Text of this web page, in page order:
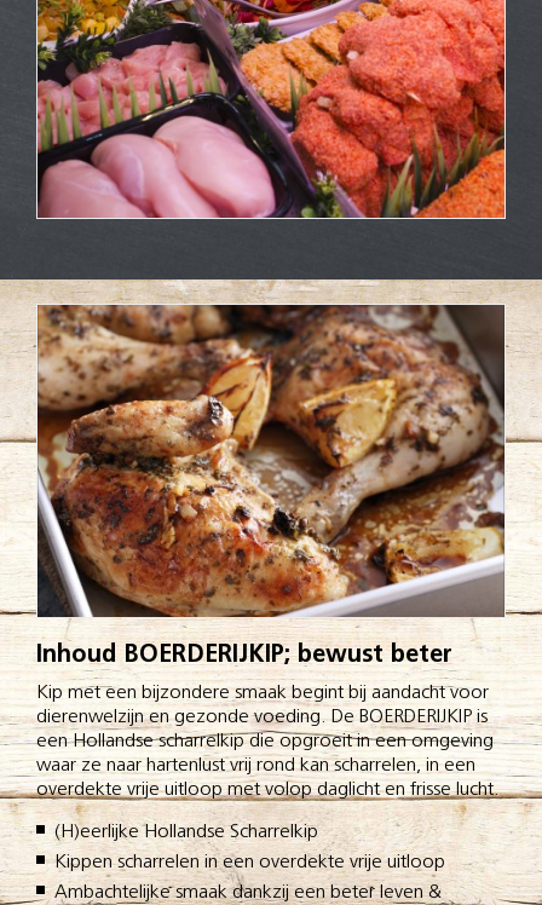
Inhoud BOERDERIJKIP; bewust beter
Kip met een bijzondere smaak begint bij aandacht voor
dierenwelzijn en gezonde voeding. De BOERDERIJKIP is
een Hollandse scharrelkip die opgroeit in een omgeving
waar ze naar hartenlust vrij rond kan scharrelen, in een
overdekte vrije uitloop met volop daglicht en frisse lucht.
(H)eerlijke Hollandse Scharrelkip
Kippen scharrelen in een overdekte vrije uitloop
Ambachtelijke smaak dankzij een beter leven &